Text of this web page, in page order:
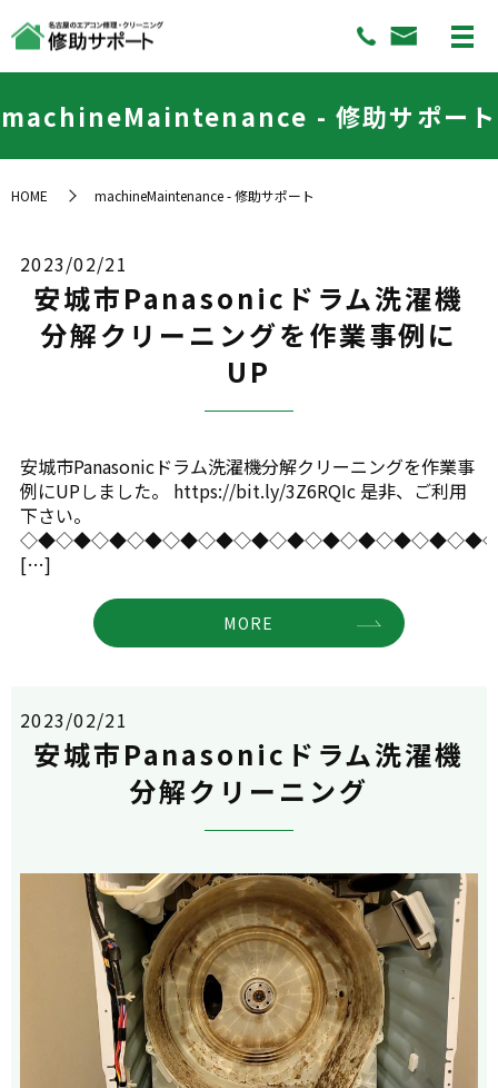
machineMaintenance - 修助サポート
HOME machineMaintenance - 修助サポート
2023/02/21
安城市Panasonicドラム洗濯機
分解クリーニングを作業事例に
UP
安城市Panasonicドラム洗濯機分解クリーニングを作業事
例にUPしました。 https://bit.ly/3Z6RQIc 是非、ご利用
下さい。
[…]
MORE
2023/02/21
安城市Panasonicドラム洗濯機
分解クリーニング